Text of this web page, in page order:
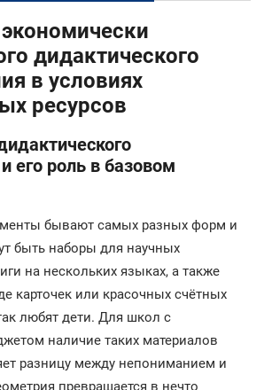
дидактического
в условиях
ресурсов
его роль в базовом
бывают самых разных форм и
быть наборы для научных
на нескольких языках, а также
карточек или красочных счётных
любят дети. Для школ с
наличие таких материалов
разницу между непониманием и
превращается в нечто